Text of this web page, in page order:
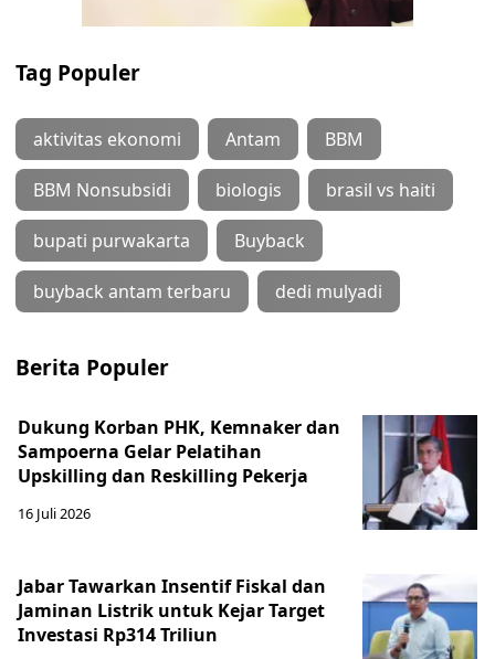
Tag Populer
aktivitas ekonomi Antam BBM
BBM Nonsubsidi biologis brasil vs haiti
bupati purwakarta Buyback
buyback antam terbaru dedi mulyadi
Berita Populer
Dukung Korban PHK, Kemnaker dan
Sampoerna Gelar Pelatihan
Upskilling dan Reskilling Pekerja
16 Juli 2026
Jabar Tawarkan Insentif Fiskal dan
Jaminan Listrik untuk Kejar Target
Investasi Rp314 Triliun